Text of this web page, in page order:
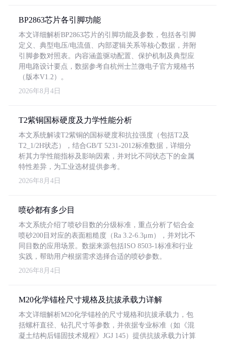
BP2863芯片各引脚功能
本文详细解析BP2863芯片的引脚功能及参数，包括各引脚
定义、典型电压/电流值、内部逻辑关系等核心数据，并附
引脚参数对照表。内容涵盖驱动配置、保护机制及典型应
用电路设计要点，数据参考自杭州士兰微电子官方规格书
（版本V1.2）。
2026年8月4日
T2紫铜国标硬度及力学性能分析
本文系统解读T2紫铜的国标硬度和抗拉强度（包括T2及
T2_1/2H状态），结合GB/T 5231-2012标准数据，详细分
析其力学性能指标及影响因素，并对比不同状态下的金属
特性差异，为工业选材提供参考。
2026年8月4日
喷砂都有多少目
本文系统介绍了喷砂目数的分级标准，重点分析了铝合金
喷砂200目对应的表面粗糙度（Ra 3.2-6.3μm），并对比不
同目数的应用场景。数据来源包括ISO 8503-1标准和行业
实践，帮助用户根据需求选择合适的喷砂参数。
2026年8月4日
M20化学锚栓尺寸规格及抗拔承载力详解
本文详细解析M20化学锚栓的尺寸规格和抗拔承载力，包
括螺杆直径、钻孔尺寸等参数，并依据专业标准（如《混
凝土结构后锚固技术规程》JGJ 145）提供抗拔承载力计算